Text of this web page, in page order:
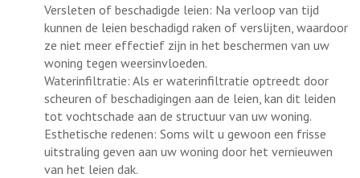
Versleten of beschadigde leien: Na verloop van tijd
kunnen de leien beschadigd raken of verslijten, waardoor
ze niet meer effectief zijn in het beschermen van uw
woning tegen weersinvloeden.
Waterinfiltratie: Als er waterinfiltratie optreedt door
scheuren of beschadigingen aan de leien, kan dit leiden
tot vochtschade aan de structuur van uw woning.
Esthetische redenen: Soms wilt u gewoon een frisse
uitstraling geven aan uw woning door het vernieuwen
van het leien dak.